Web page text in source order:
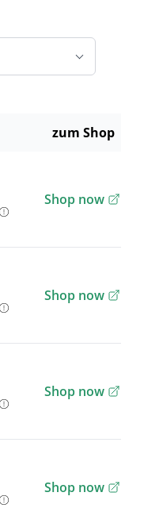
zum Shop
Shop now
Shop now
Shop now
Shop now